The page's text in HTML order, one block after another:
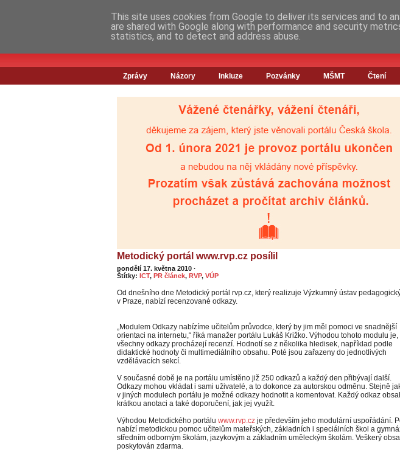
Zprávy Názory Inkluze Pozvánky MŠMT Čtení
Metodický portál www.rvp.cz posílil
pondělí 17. května 2010 ·
Štítky: ICT, PR článek, RVP, VÚP
Od dnešního dne Metodický portál rvp.cz, který realizuje Výzkumný ústav
v Praze, nabízí recenzované odkazy.
„Modulem Odkazy nabízíme učitelům průvodce, který by jim měl pomoci ve snadnější
orientaci na internetu,“ říká manažer portálu Lukáš Križko. Výhodou tohoto modulu je,
všechny odkazy procházejí recenzí. Hodnotí se z několika hledisek, například podle
didaktické hodnoty či multimediálního obsahu. Poté jsou zařazeny do jednotlivých
vzdělávacích sekcí.
V současné době je na portálu umístěno již 250 odkazů a každý den přibývají další.
Odkazy mohou vkládat i sami uživatelé, a to dokonce za autorskou odměnu. Stejně
v jiných modulech portálu je možné odkazy hodnotit a komentovat. Každý odkaz
krátkou anotaci a také doporučení, jak jej využít.
Výhodou Metodického portálu www.rvp.cz je především jeho modulární uspořádání.
nabízí metodickou pomoc učitelům mateřských, základních i speciálních škol a
středním odborným školám, jazykovým a základním uměleckým školám. Veškerý
poskytován zdarma.
This site uses cookies from Google to deliver its services and to
are shared with Google along with performance and security
statistics, and to detect and address abuse.